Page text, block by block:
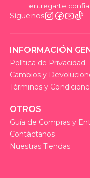
entregarte
Síguenos
INFORMACIÓN
Política de Privacidad
Cambios y
Términos y
OTROS
Guía de Compras y
Contáctanos
Nuestras Tiendas